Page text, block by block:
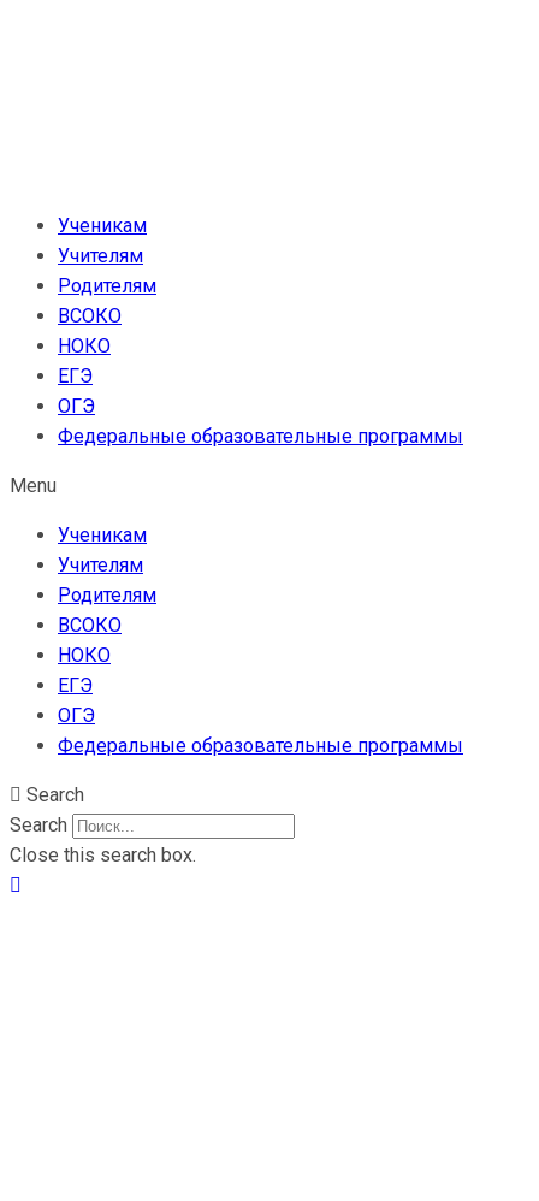
Ученикам
Учителям
Родителям
ВСОКО
НОКО
ЕГЭ
ОГЭ
Федеральные образовательные программы
Menu
Ученикам
Учителям
Родителям
ВСОКО
НОКО
ЕГЭ
ОГЭ
Федеральные образовательные программы
Search
Search
Close this search box.